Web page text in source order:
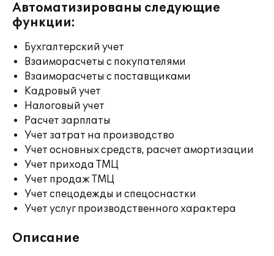
Автоматизированы следующие
функции:
Бухгалтерский учет
Взаиморасчеты с покупателями
Взаиморасчеты с поставщиками
Кадровый учет
Налоговый учет
Расчет зарплаты
Учет затрат на производство
Учет основных средств, расчет амортизации
Учет прихода ТМЦ
Учет продаж ТМЦ
Учет спецодежды и спецоснастки
Учет услуг производственного характера
Описание